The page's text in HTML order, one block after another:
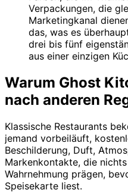
Verpackungen, die
Marketingkanal
das, was es
drei bis fünf
aus einer einzigen
Warum Ghost
nach anderen
Klassische Restaurants
jemand vorbeiläuft,
Beschilderung, Duft,
Markenkontakte, die
Wahrnehmung prägen,
Speisekarte liest.